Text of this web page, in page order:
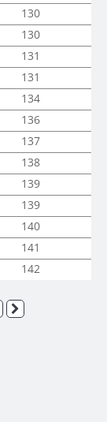
130
130
131
131
134
136
137
138
139
139
140
141
142